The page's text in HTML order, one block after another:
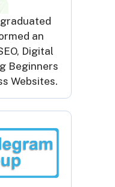
an
Digital
Beginners
Websites.